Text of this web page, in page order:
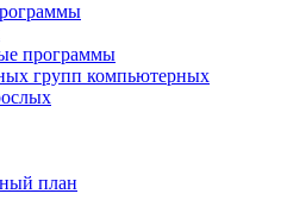
программы
групп компьютерных
план